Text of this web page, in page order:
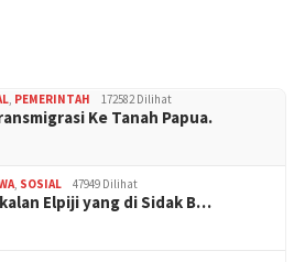
PEMERINTAH 172582 Dilihat
Ke Tanah Papua.
SOSIAL 47949 Dilihat
Elpiji yang di Sidak B…